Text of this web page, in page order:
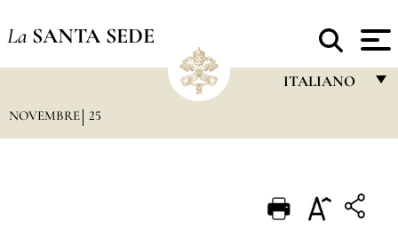
La SANTA SEDE
ITALIANO
PORTUGUÊS
NOVEMBRE 25